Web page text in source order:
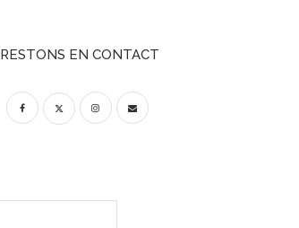
RESTONS EN CONTACT